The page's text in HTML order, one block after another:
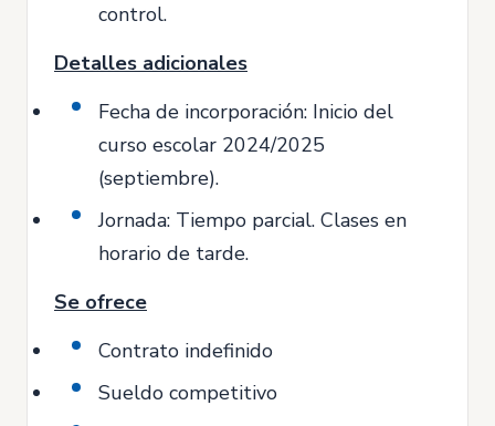
control.
Detalles adicionales
Fecha de incorporación: Inicio del
curso escolar 2024/2025
(septiembre).
Jornada: Tiempo parcial. Clases en
horario de tarde.
Se ofrece
Contrato indefinido
Sueldo competitivo